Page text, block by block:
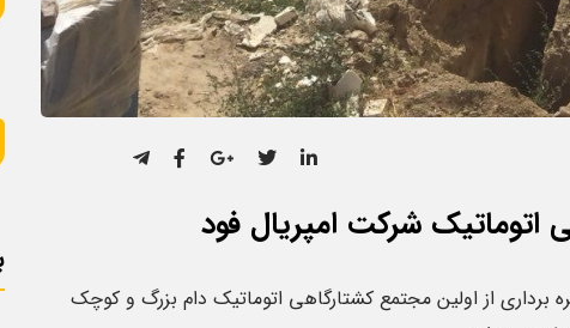
اتوماتیک شرکت امپریال فود
برداری از اولین مجتمع کشتارگاهی اتوماتیک دام بزرگ و کوچک